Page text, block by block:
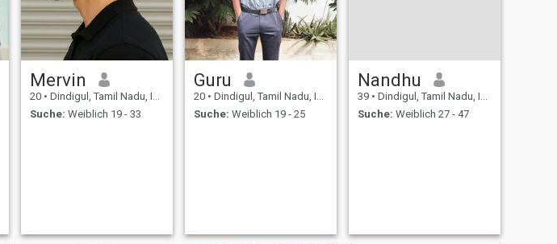
Mervin
20 • Dindigul, Tamil Nadu, Indien
Suche: Weiblich 19 - 33
Guru
20 • Dindigul, Tamil Nadu, Indien
Suche: Weiblich 19 - 25
Nandhu
39 • Dindigul, Tamil Nadu, Indien
Suche: Weiblich 27 - 47